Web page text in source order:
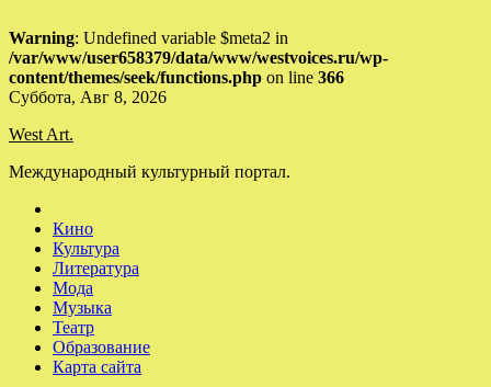
Warning: Undefined variable $meta2 in
/var/www/user658379/data/www/westvoices.ru/wp-
content/themes/seek/functions.php on line 366
Skip
content
Суббота, Авг 8, 2026
West Art.
Международный культурный портал.
Кино
Культура
Литература
Мода
Музыка
Театр
Образование
Карта сайта